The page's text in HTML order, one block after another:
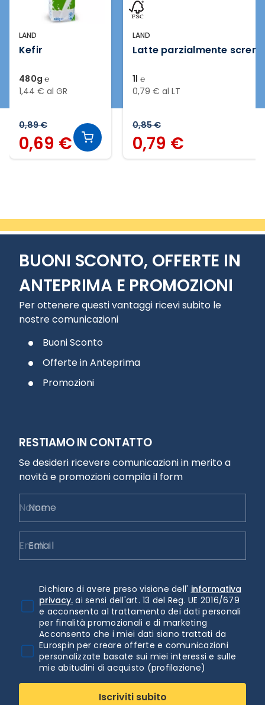
LAND
Kefir
480g ℮
1,44 € al GR
0,89 €
0,69 €
LAND
Latte parzialmente
1l ℮
0,79 € al LT
0,85 €
0,79 €
BUONI SCONTO, OFFERTE IN
ANTEPRIMA E PROMOZIONI
Per ottenere questi vantaggi ricevi subito le
nostre comunicazioni
Buoni Sconto
Offerte in Anteprima
Promozioni
RESTIAMO IN CONTATTO
Se desideri ricevere comunicazioni in merito a
novità e promozioni compila il form
Nome
Email
Dichiaro di avere preso visione dell' informativa
privacy. ai sensi dell'art. 13 del Reg. UE 2016/679
e acconsento al trattamento dei dati personali
per finalità promozionali e di marketing
Acconsento che i miei dati siano trattati da
Eurospin per creare offerte e comunicazioni
personalizzate basate sui miei interessi e sulle
mie abitudini di acquisto (profilazione)
Iscriviti subito